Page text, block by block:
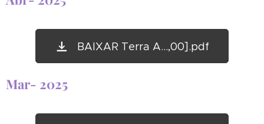
BAIXAR Terra A...,00].pdf
Mar- 2025